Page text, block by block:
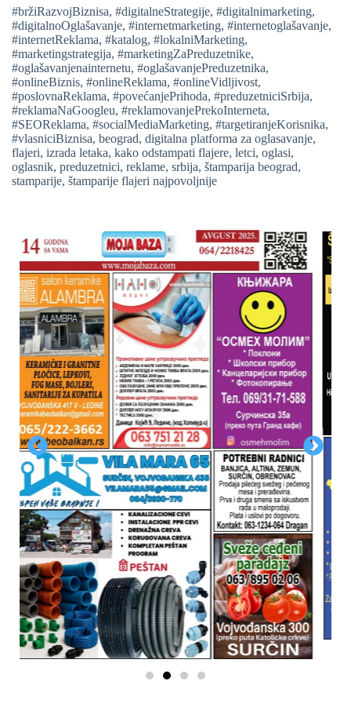
#bržiRazvojBiznisa, #digitalneStrategije, #digitalnimarketing,
#digitalnoOglašavanje, #internetmarketing, #internetoglašavanje,
#internetReklama, #katalog, #lokalniMarketing,
#marketingstrategija, #marketingZaPreduzetnike,
#oglašavanjenainternetu, #oglašavanjePreduzetnika,
#onlineBiznis, #onlineReklama, #onlineVidljivost,
#poslovnaReklama, #povećanjePrihoda, #preduzetniciSrbija,
#reklamaNaGoogleu, #reklamovanjePrekoInterneta,
#SEOReklama, #socialMediaMarketing, #targetiranjeKorisnika,
#vlasniciBiznisa, beograd, digitalna platforma za oglasavanje,
flajeri, izrada letaka, kako odstampati flajere, letci, oglasi,
oglasnik, preduzetnici, reklame, srbija, štamparija beograd,
stamparije, štamparije flajeri najpovoljnije